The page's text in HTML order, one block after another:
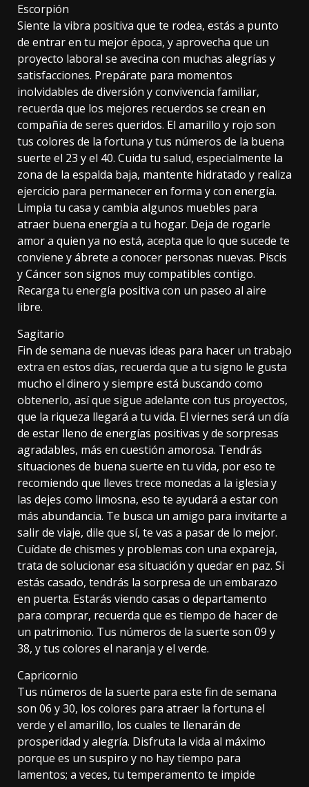
Escorpión
Siente la vibra positiva que te rodea, estás a punto
de entrar en tu mejor época, y aprovecha que un
proyecto laboral se avecina con muchas alegrías y
satisfacciones. Prepárate para momentos
inolvidables de diversión y convivencia familiar,
recuerda que los mejores recuerdos se crean en
compañía de seres queridos. El amarillo y rojo son
tus colores de la fortuna y tus números de la buena
suerte el 23 y el 40. Cuida tu salud, especialmente la
zona de la espalda baja, mantente hidratado y realiza
ejercicio para permanecer en forma y con energía.
Limpia tu casa y cambia algunos muebles para
atraer buena energía a tu hogar. Deja de rogarle
amor a quien ya no está, acepta que lo que sucede te
conviene y ábrete a conocer personas nuevas. Piscis
y Cáncer son signos muy compatibles contigo.
Recarga tu energía positiva con un paseo al aire
libre.
Sagitario
Fin de semana de nuevas ideas para hacer un trabajo
extra en estos días, recuerda que a tu signo le gusta
mucho el dinero y siempre está buscando como
obtenerlo, así que sigue adelante con tus proyectos,
que la riqueza llegará a tu vida. El viernes será un día
de estar lleno de energías positivas y de sorpresas
agradables, más en cuestión amorosa. Tendrás
situaciones de buena suerte en tu vida, por eso te
recomiendo que lleves trece monedas a la iglesia y
las dejes como limosna, eso te ayudará a estar con
más abundancia. Te busca un amigo para invitarte a
salir de viaje, dile que sí, te vas a pasar de lo mejor.
Cuídate de chismes y problemas con una expareja,
trata de solucionar esa situación y quedar en paz. Si
estás casado, tendrás la sorpresa de un embarazo
en puerta. Estarás viendo casas o departamento
para comprar, recuerda que es tiempo de hacer de
un patrimonio. Tus números de la suerte son 09 y
38, y tus colores el naranja y el verde.
Capricornio
Tus números de la suerte para este fin de semana
son 06 y 30, los colores para atraer la fortuna el
verde y el amarillo, los cuales te llenarán de
prosperidad y alegría. Disfruta la vida al máximo
porque es un suspiro y no hay tiempo para
lamentos; a veces, tu temperamento te impide